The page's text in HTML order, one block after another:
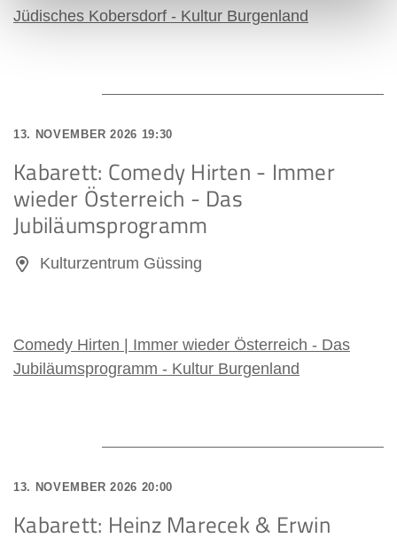
Jüdisches Kobersdorf - Kultur Burgenland
13. NOVEMBER 2026 19:30
Kabarett: Comedy Hirten - Immer
wieder Österreich - Das
Jubiläumsprogramm
Kulturzentrum Güssing
Comedy Hirten | Immer wieder Österreich - Das
Jubiläumsprogramm - Kultur Burgenland
13. NOVEMBER 2026 20:00
Kabarett: Heinz Marecek & Erwin